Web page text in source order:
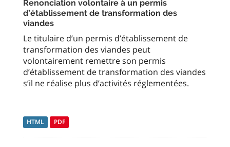
Renonciation volontaire à un permis
d’établissement de transformation des
viandes
Le titulaire d’un permis d’établissement de
transformation des viandes peut
volontairement remettre son permis
d’établissement de transformation des viandes
s’il ne réalise plus d’activités réglementées.
HTML PDF